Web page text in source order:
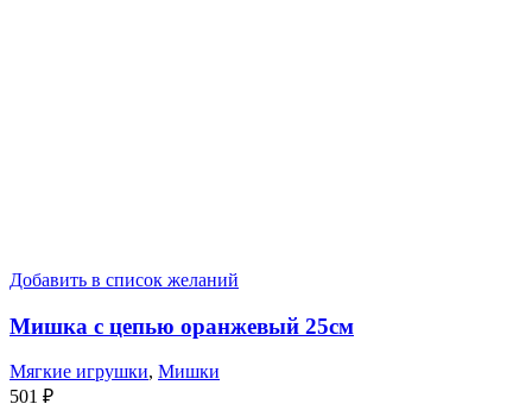
Добавить в список желаний
Мишка с цепью оранжевый 25см
Мягкие игрушки, Мишки
501 ₽